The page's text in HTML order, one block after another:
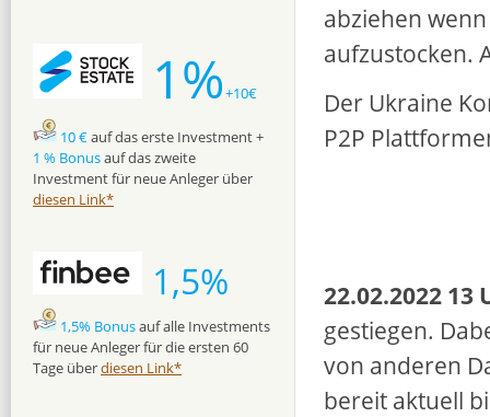
abziehen
aufzustocken.
Der Ukraine
P2P
22.02.2022 13
gestiegen.
von anderen
bereit aktuell
1%+10€
10 €auf das erste Investment +
1 % Bonusauf das zweite
Investment für neue Anleger über
diesen Link*
1,5%
1,5% Bonusauf alle Investments
für neue Anleger für die ersten 60
Tage überdiesen Link*